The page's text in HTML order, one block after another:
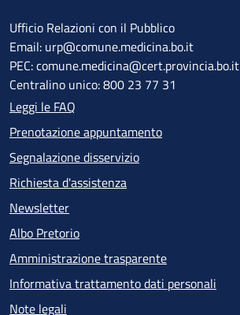
Ufficio Relazioni con il Pubblico
Email: urp@comune.medicina.bo.it
PEC: comune.medicina@cert.provincia.bo.it
Centralino unico: 800 23 77 31
Leggi le FAQ
Prenotazione appuntamento
Segnalazione disservizio
Richiesta d'assistenza
Newsletter
Albo Pretorio
Amministrazione trasparente
Informativa trattamento dati personali
Note legali